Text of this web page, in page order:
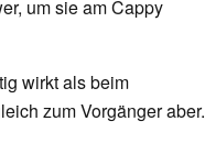
um sie am Cappy
wirkt als beim
zum Vorgänger aber.